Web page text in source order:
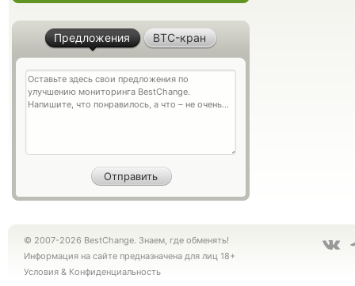
Предложения BTC-кран
© 2007-2026 BestChange. Знаем, где обменять!
Информация на сайте предназначена для лиц 18+
Условия & Конфиденциальность